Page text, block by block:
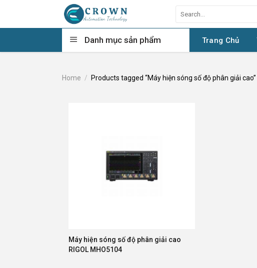
content
for:
Danh mục sản phẩm Trang Chủ
Home / Products tagged “Máy hiện sóng số độ phân giải cao”
Máy hiện sóng số độ phân giải cao
RIGOL MHO5104